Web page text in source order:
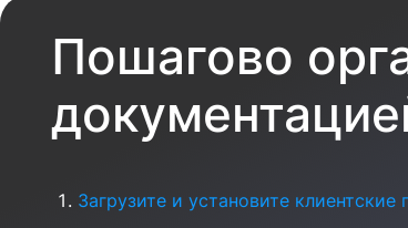
Пошагово
Загрузите и установите